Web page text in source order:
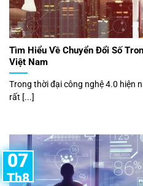
Tìm Hiểu Về Chuyển Đổi Số
Việt Nam
Trong thời đại công nghệ 4.0 hiện
rất [...]
07
Th8